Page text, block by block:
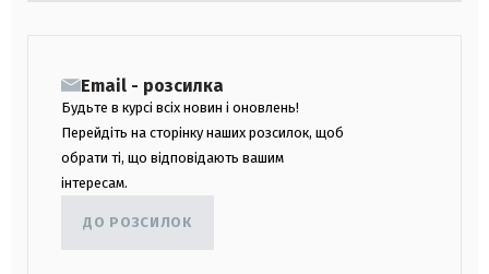
Email - розсилка
Будьте в курсі всіх новин і оновлень!
Перейдіть на сторінку наших розсилок, щоб
обрати ті, що відповідають вашим
інтересам.
ДО РОЗСИЛОК